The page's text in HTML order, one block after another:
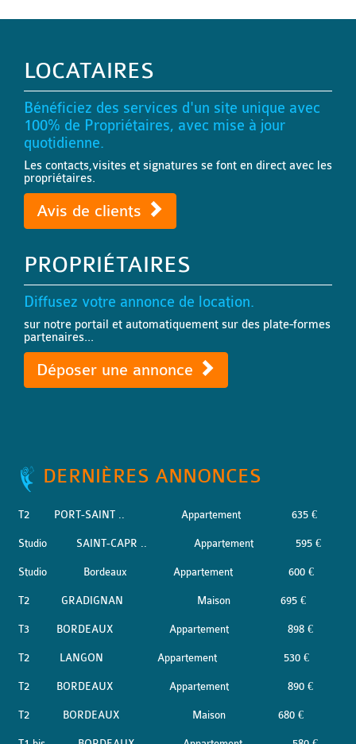
LOCATAIRES
Bénéficiez des services d'un site unique avec
100% de Propriétaires, avec mise à jour
quotidienne.
Les contacts,visites et signatures se font en direct avec les
propriétaires.
Avis de clients
PROPRIÉTAIRES
Diffusez votre annonce de location.
sur notre portail et automatiquement sur des plate-formes
partenaires...
Déposer une annonce
DERNIÈRES ANNONCES
T2 PORT-SAINT .. Appartement 635 €
Studio SAINT-CAPR .. Appartement 595 €
Studio Bordeaux Appartement 600 €
T2 GRADIGNAN Maison 695 €
T3 BORDEAUX Appartement 898 €
T2 LANGON Appartement 530 €
T2 BORDEAUX Appartement 890 €
T2 BORDEAUX Maison 680 €